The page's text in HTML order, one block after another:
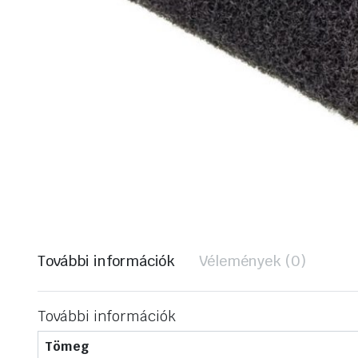
További információk Vélemények (0)
További információk
Tömeg